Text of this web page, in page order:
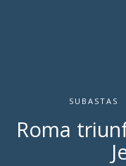
SUBASTAS
Roma